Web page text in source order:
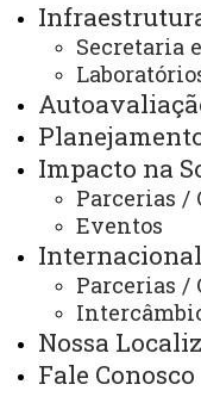
Secretaria
Impacto na
Parcerias /
Eventos
Parcerias /
Nossa
Fale Conosco
REITORIA
Secretaria Geral
Gabinete Reitoria
Secretaria dos
PRÓ-REITORIAS
Administração e
Extensão
Graduação